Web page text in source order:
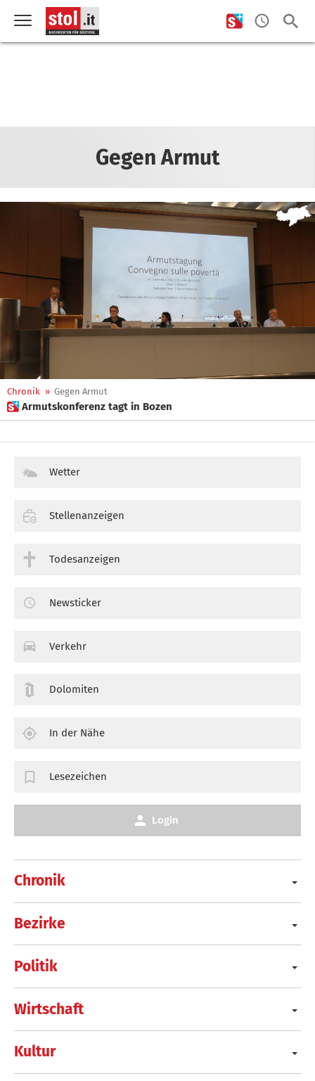
Gegen Armut
Chronik » Gegen Armut
 Armutskonferenz tagt in Bozen
Chronik
Bezirke
Politik
Wirtschaft
Kultur
Wetter
Stellenanzeigen
Todesanzeigen
Newsticker
Verkehr
Dolomiten
In der Nähe
Lesezeichen
Login